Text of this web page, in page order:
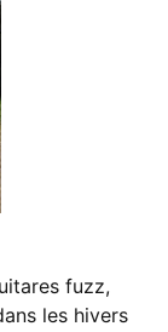
fuzz,
les hivers